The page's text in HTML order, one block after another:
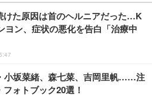
けた原因は首のヘルニアだった…K
ヨン、症状の悪化を告白「治療中
小坂菜緒、森七菜、吉岡里帆……注
フォトブック20選！